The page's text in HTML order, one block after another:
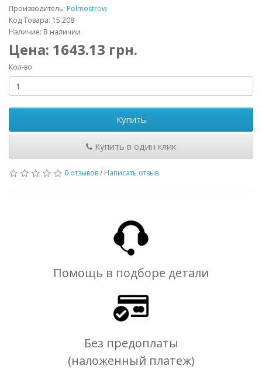
Производитель: Polmostrow
Код Товара: 15.208
Наличие: В наличии
Цена: 1643.13 грн.
Кол-во
Купить
Купить в один клик
0 отзывов/ Написать отзыв
Помощь в подборе детали
Без предоплаты
(наложенный платеж)